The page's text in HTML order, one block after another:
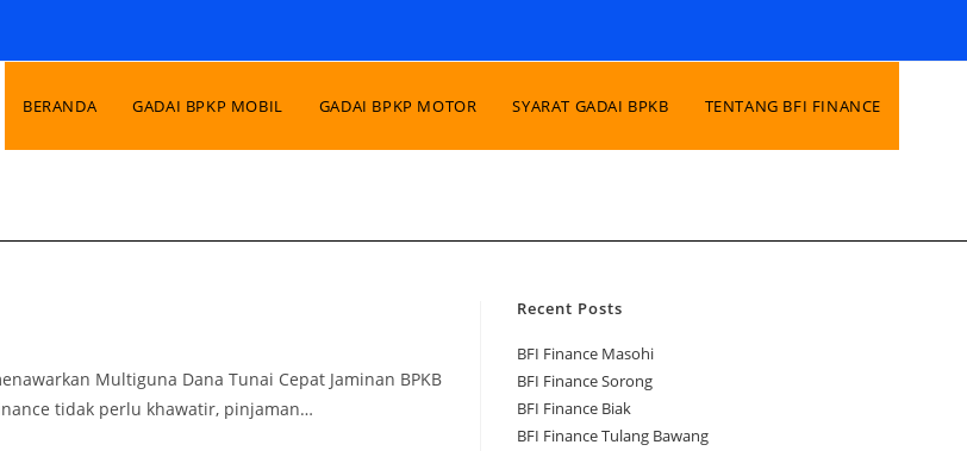
BERANDA GADAI BPKP MOBIL GADAI BPKP MOTOR SYARAT GADAI BPKB TENTANG BFI FINANCE
Multiguna Dana Tunai Cepat Jaminan BPKB
tidak perlu khawatir, pinjaman…
Recent Posts
BFI Finance Masohi
BFI Finance Sorong
BFI Finance Biak
BFI Finance Tulang Bawang